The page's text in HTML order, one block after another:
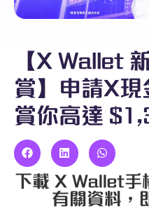
【X Wallet
賞】申請X
賞你高達
下載 X Wallet手
有關資料，